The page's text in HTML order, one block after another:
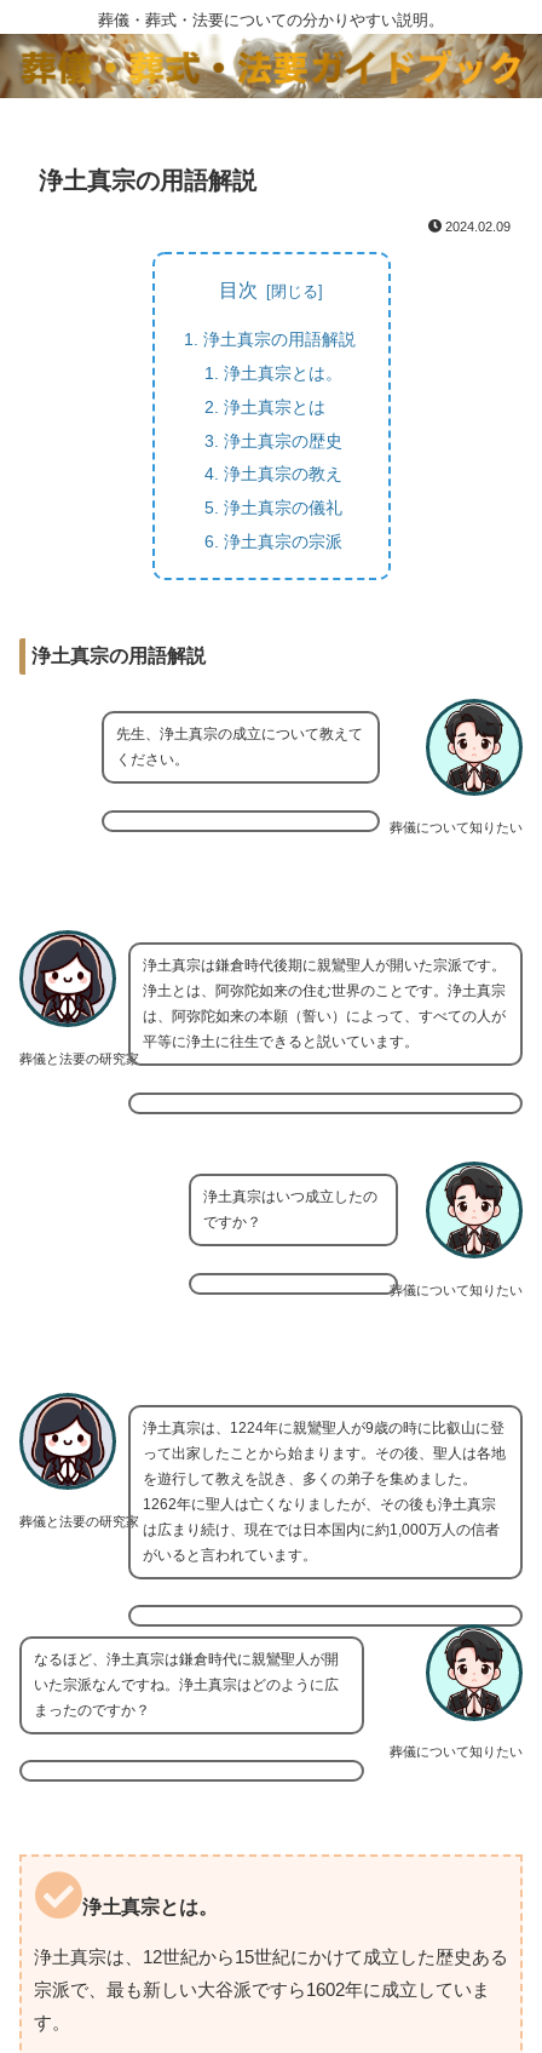
葬儀・葬式・法要についての分かりやすい説明。
浄土真宗の用語解説
2024.02.09
目次
浄土真宗の用語解説
浄土真宗とは。
浄土真宗とは
浄土真宗の歴史
浄土真宗の教え
浄土真宗の儀礼
浄土真宗の宗派
浄土真宗の用語解説
葬儀について知りたい
先生、浄土真宗の成立について教えて
ください。
葬儀と法要の研究家
浄土真宗は鎌倉時代後期に親鸞聖人が開いた宗派です。
浄土とは、阿弥陀如来の住む世界のことです。浄土真宗
は、阿弥陀如来の本願（誓い）によって、すべての人が
平等に浄土に往生できると説いています。
葬儀について知りたい
浄土真宗はいつ成立したの
ですか？
葬儀と法要の研究家
浄土真宗は、1224年に親鸞聖人が9歳の時に比叡山に登
って出家したことから始まります。その後、聖人は各地
を遊行して教えを説き、多くの弟子を集めました。
1262年に聖人は亡くなりましたが、その後も浄土真宗
は広まり続け、現在では日本国内に約1,000万人の信者
がいると言われています。
葬儀について知りたい
なるほど、浄土真宗は鎌倉時代に親鸞聖人が開
いた宗派なんですね。浄土真宗はどのように広
まったのですか？
浄土真宗とは。
浄土真宗は、12世紀から15世紀にかけて成立した歴史ある
宗派で、最も新しい大谷派ですら1602年に成立していま
す。